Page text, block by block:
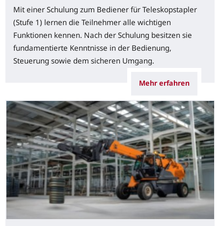
Mit einer Schulung zum Bediener für Teleskopstapler
(Stufe 1) lernen die Teilnehmer alle wichtigen
Funktionen kennen. Nach der Schulung besitzen sie
fundamentierte Kenntnisse in der Bedienung,
Steuerung sowie dem sicheren Umgang.
Mehr erfahren